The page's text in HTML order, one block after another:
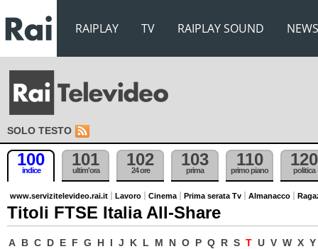
RAIPLAY TV RAIPLAY SOUND NEWS
SOLO TESTO
100
indice
101
ultim'ora
102
24 ore
103
prima
110
primo piano
120
politica
www.servizitelevideo.rai.it Lavoro Cinema Prima serata Tv Almanacco
Titoli FTSE Italia All-Share
A B C D E F G H I J K L M N O P Q R S T U V W X Y